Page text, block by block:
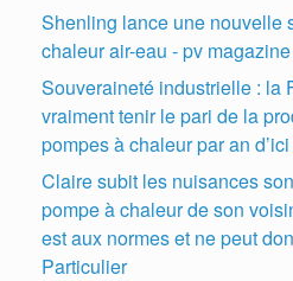
Shenling lance une nouvelle
chaleur air-eau - pv
Souveraineté industrielle : la
vraiment tenir le pari de la
pompes à chaleur par an
Claire subit les nuisances
pompe à chaleur de son
est aux normes et ne peut
Particulier